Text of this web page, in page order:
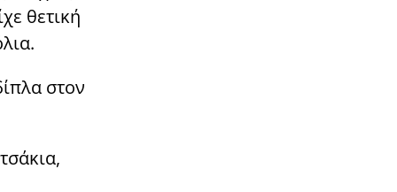
θετική
στον